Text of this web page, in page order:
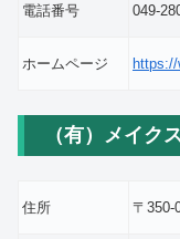
電話番号 049-
ホームページ
（有）メイク
住所 〒350-